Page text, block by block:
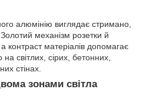
алюмінію виглядає стримано,
механізм розетки й
контраст матеріалів допомагає
світлих, сірих, бетонних,
стінах.
зонами світла